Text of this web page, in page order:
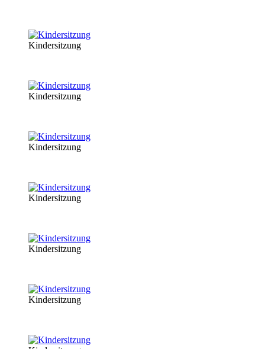
Kindersitzung
Kindersitzung
Kindersitzung
Kindersitzung
Kindersitzung
Kindersitzung